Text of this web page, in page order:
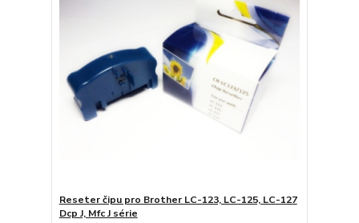
Reseter čipu pro Brother LC-123, LC-125, LC-127
Dcp J, Mfc J série